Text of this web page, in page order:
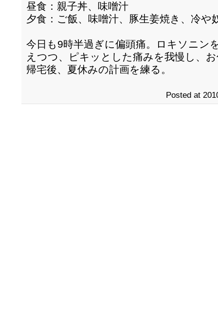
昼食：親子丼、味噌汁
夕食：ご飯、味噌汁、豚生姜焼き、冷や
今日も9時半過ぎに偏頭痛。ロキソニン
えつつ、ピキッとした痛みを我慢し、
帰宅後、夏休みの計画を練る。
Posted at